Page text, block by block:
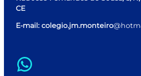
CE
E-mail: colegio.jm.monteiro
WhatsApp